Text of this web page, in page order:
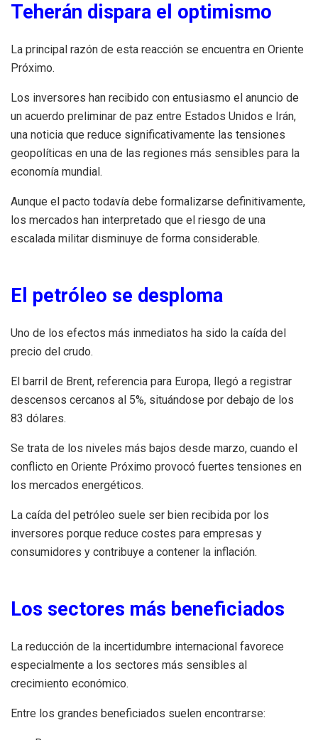
Teherán dispara el optimismo
La principal razón de esta reacción se encuentra en Oriente
Próximo.
Los inversores han recibido con entusiasmo el anuncio de
un acuerdo preliminar de paz entre Estados Unidos e Irán,
una noticia que reduce significativamente las tensiones
geopolíticas en una de las regiones más sensibles para la
economía mundial.
Aunque el pacto todavía debe formalizarse definitivamente,
los mercados han interpretado que el riesgo de una
escalada militar disminuye de forma considerable.
El petróleo se desploma
Uno de los efectos más inmediatos ha sido la caída del
precio del crudo.
El barril de Brent, referencia para Europa, llegó a registrar
descensos cercanos al 5%, situándose por debajo de los
83 dólares.
Se trata de los niveles más bajos desde marzo, cuando el
conflicto en Oriente Próximo provocó fuertes tensiones en
los mercados energéticos.
La caída del petróleo suele ser bien recibida por los
inversores porque reduce costes para empresas y
consumidores y contribuye a contener la inflación.
Los sectores más beneficiados
La reducción de la incertidumbre internacional favorece
especialmente a los sectores más sensibles al
crecimiento económico.
Entre los grandes beneficiados suelen encontrarse: